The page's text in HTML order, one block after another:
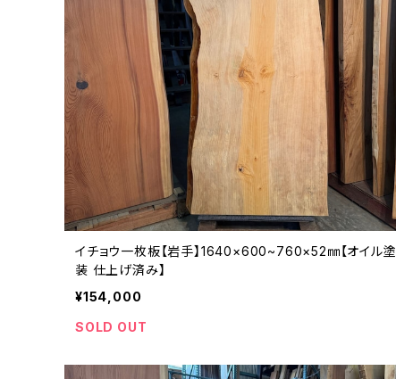
イチョウ一枚板【岩手】1640×600~760×52㎜【オイル塗
装 仕上げ済み】
¥154,000
SOLD OUT